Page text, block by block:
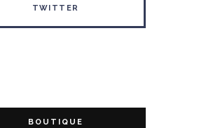
TWITTER
BOUTIQUE